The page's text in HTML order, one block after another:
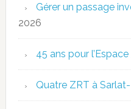
Gérer un passage
2026
45 ans pour
Quatre ZRT à